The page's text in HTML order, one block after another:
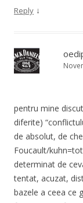
Reply ↓
pentru mine
diferite)
de absolut, de
Foucault/
determinat de
tentat, acuzat,
bazele a ceea ce